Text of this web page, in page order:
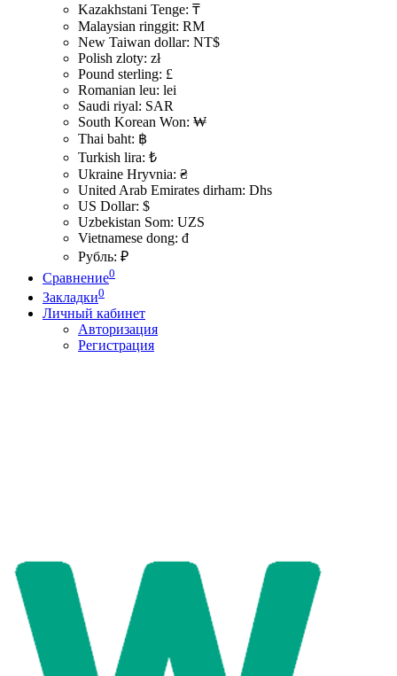
Kazakhstani Tenge: ₸
Malaysian ringgit: RM
New Taiwan dollar: NT$
Polish zloty: zł
Pound sterling: £
Romanian leu: lei
Saudi riyal: SAR
South Korean Won: ₩
Thai baht: ฿
Turkish lira: ₺
Ukraine Hryvnia: ₴
United Arab Emirates dirham: Dhs
US Dollar: $
Uzbekistan Som: UZS
Vietnamese dong: đ
Рубль: ₽
Сравнение0
Закладки0
Личный кабинет
Авторизация
Регистрация